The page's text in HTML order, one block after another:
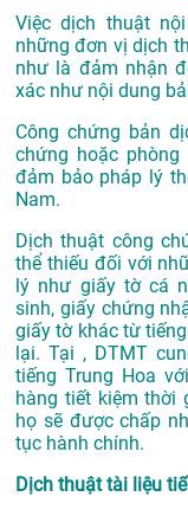
Việc dịch thuật
những đơn vị dịch
như là đảm nhận
xác như nội dung
Công chứng bản
chứng hoặc
đảm bảo pháp lý
Nam.
Dịch thuật công
thể thiếu đối với
lý như giấy tờ cá
sinh, giấy chứng
giấy tờ khác từ
lại. Tại , DTMT
tiếng Trung Hoa
hàng tiết kiệm thời
họ sẽ được chấp
tục hành chính.
Dịch thuật tài liệu